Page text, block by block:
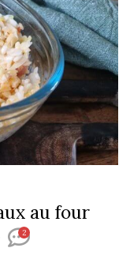
au four
2